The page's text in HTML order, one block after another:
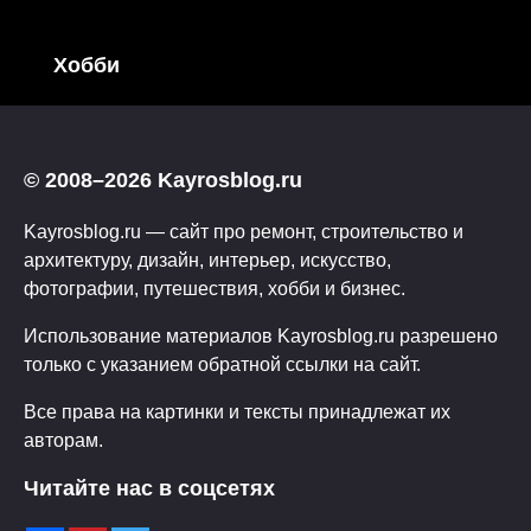
Хобби
© 2008–2026 Kayrosblog.ru
Kayrosblog.ru — сайт про ремонт, строительство и
архитектуру, дизайн, интерьер, искусство,
фотографии, путешествия, хобби и бизнес.
Использование материалов Kayrosblog.ru разрешено
только с указанием обратной ссылки на сайт.
Все права на картинки и тексты принадлежат их
авторам.
Читайте нас в соцсетях